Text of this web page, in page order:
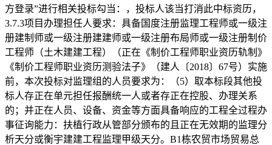
方登录”进行相关投标勾当：，投标人该当打消此中标资历，
3.7.3项目办理担任人要求：具备国度注册监理工程师或一级注
册建制师或一级注册建建师或一级注册布局师或一级注册制价
工程师（土木建建工程）（正在《制价工程师职业资历轨制》
《制价工程师职业资历测验法子》（建人〔2018〕67号）实施
前，本次投标对监理组的人员要求为：（5）取本标段其他投
标人存正在单元担任报酬统一人或者存正在控股、办理关系
的；并正在人员、设备、资金等方面具备响应的工程全过程办
事征询能力：扶植行政从管部分颁布的且正在无效期的监理分
析天分或衡宇建建工程监理甲级天分。B1栋农贸市场贸易总